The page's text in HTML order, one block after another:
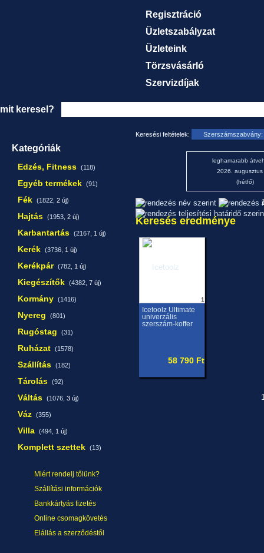
Regisztráció
Üzletszabályzat
Üzleteink
Törzsvásárló
Szervizdíjak
mit keresel?
Kategóriák
Edzés, Fitness (118)
Egyéb termékek (91)
Fék (1822, 2 új)
Hajtás (1953, 2 új)
Karbantartás (2167, 1 új)
Kerék (3736, 1 új)
Kerékpár (782, 1 új)
Kiegészítők (4382, 7 új)
Kormány (1416)
Nyereg (801)
Rugóstag (31)
Ruházat (1578)
Szállítás (182)
Tárolás (92)
Váltás (1076, 3 új)
Váz (355)
Villa (494, 1 új)
Komplett szettek (13)
Miért rendelj tőlünk?
Szállítási információk
Bankkártyás fizetés
Online csomagkövetés
Elállás a szerződéstől
Keresési feltételek:
leghamarabb
2026. augusztus
(hétfő)
Keresés eredménye
1
Icetoolz Ultimate
univerzális
szerszám-koffer
58 790 Ft